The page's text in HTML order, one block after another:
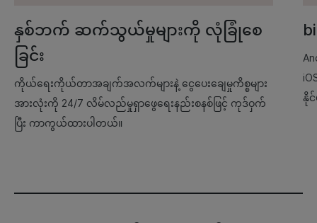
နှစ်ဘက် ဆက်သွယ်မှုများကို လုံခြုံစေ
ခြင်း
ကိုယ်ရေးကိုယ်တာအချက်အလက်များနဲ့ ငွေပေးချေမှုကိစ္စများ
အားလုံးကို 24/7 လိမ်လည်မှုရှာဖွေရေးနည်းစနစ်ဖြင့် ကုဒ်ဝှက်
ပြီး ကာကွယ်ထားပါတယ်။
နို